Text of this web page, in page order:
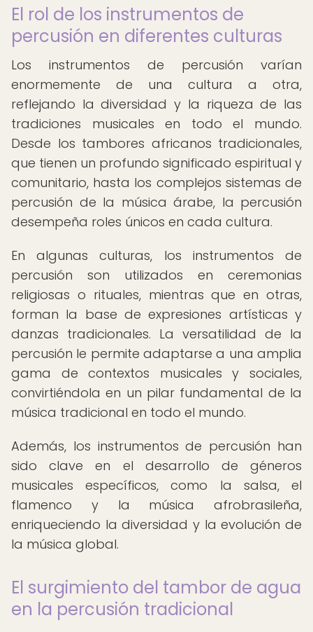
El rol de los instrumentos de
percusión en diferentes culturas
Los instrumentos de percusión varían
enormemente de una cultura a otra,
reflejando la diversidad y la riqueza de las
tradiciones musicales en todo el mundo.
Desde los tambores africanos tradicionales,
que tienen un profundo significado espiritual y
comunitario, hasta los complejos sistemas de
percusión de la música árabe, la percusión
desempeña roles únicos en cada cultura.
En algunas culturas, los instrumentos de
percusión son utilizados en ceremonias
religiosas o rituales, mientras que en otras,
forman la base de expresiones artísticas y
danzas tradicionales. La versatilidad de la
percusión le permite adaptarse a una amplia
gama de contextos musicales y sociales,
convirtiéndola en un pilar fundamental de la
música tradicional en todo el mundo.
Además, los instrumentos de percusión han
sido clave en el desarrollo de géneros
musicales específicos, como la salsa, el
flamenco y la música afrobrasileña,
enriqueciendo la diversidad y la evolución de
la música global.
El surgimiento del tambor de agua
en la percusión tradicional